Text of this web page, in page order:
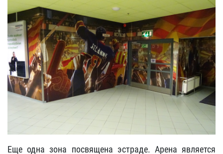
Еще одна зона посвящена эстраде. Арена является